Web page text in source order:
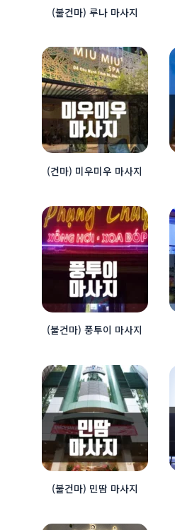
(불건마) 루나 마사지
(건마) 미우미우 마사지
(불건마) 풍투이 마사지
(불건마) 민땀 마사지